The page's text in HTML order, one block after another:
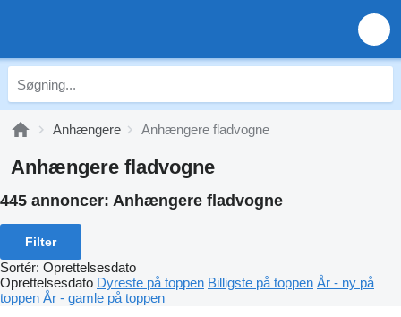
Anhængere Anhængere fladvogne
Anhængere fladvogne
445 annoncer: Anhængere fladvogne
Filter
Sortér: Oprettelsesdato
Oprettelsesdato Dyreste på toppen Billigste på toppen År - ny på
toppen År - gamle på toppen